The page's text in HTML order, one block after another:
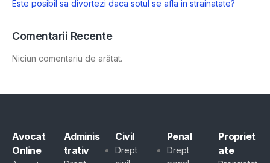
Este posibil sa divortezi daca sotul se afla in strainatate?
Comentarii Recente
Niciun comentariu de arătat.
Avocat
Online
Adminis
trativ
Civil
Drept
Penal
Drept
Propriet
ate